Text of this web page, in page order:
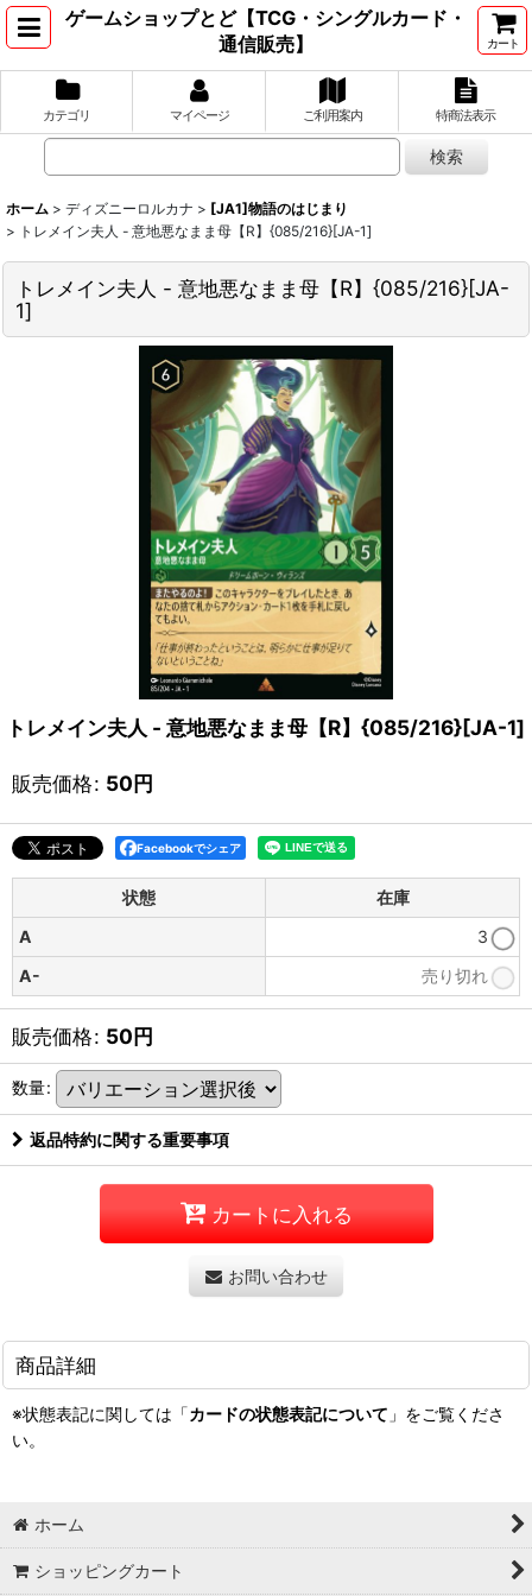
ゲームショップとど【TCG・シングルカード・
通信販売】
カート
カテゴリ マイページ ご利用案内 特商法表示
ホーム > ディズニーロルカナ > [JA1]物語のはじまり
> トレメイン夫人 - 意地悪なまま母【R】{085/216}[JA-1]
トレメイン夫人 - 意地悪なまま母【R】{085/216}[JA-
1]
トレメイン夫人 - 意地悪なまま母【R】{085/216}[JA-1]
販売価格: 50円
Facebookでシェア
状態
在庫
A
3
A-
売り切れ
販売価格: 50円
数量:
返品特約に関する重要事項
カートに入れる
お問い合わせ
商品詳細
※状態表記に関しては「カードの状態表記について 」をご覧くださ
い。
ホーム
ショッピングカート